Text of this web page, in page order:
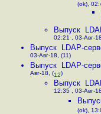
(ok),
Выпуск
02:21 , 03-Авг-
Выпуск LDAP-
03-Авг-18, (11)
Выпуск LDAP-
Авг-18, (12)
Выпуск
12:35 , 03-Авг-
(ok),